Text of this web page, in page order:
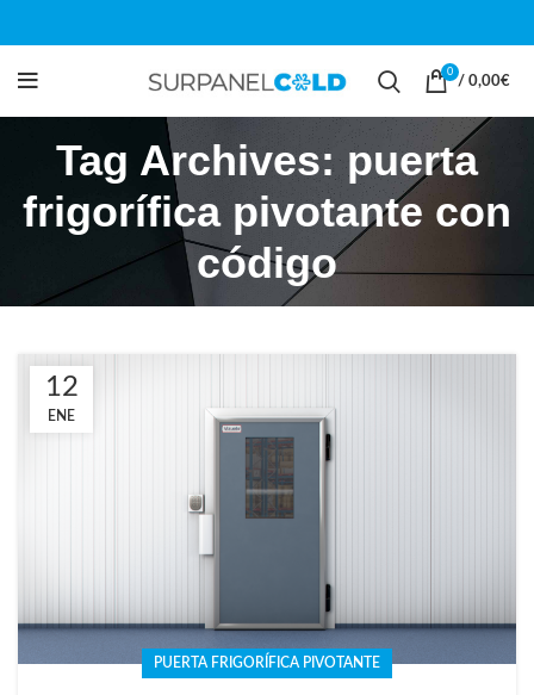
0
/ 0,00€
Tag Archives: puerta
frigorífica pivotante con
código
12
ENE
PUERTA FRIGORÍFICA PIVOTANTE